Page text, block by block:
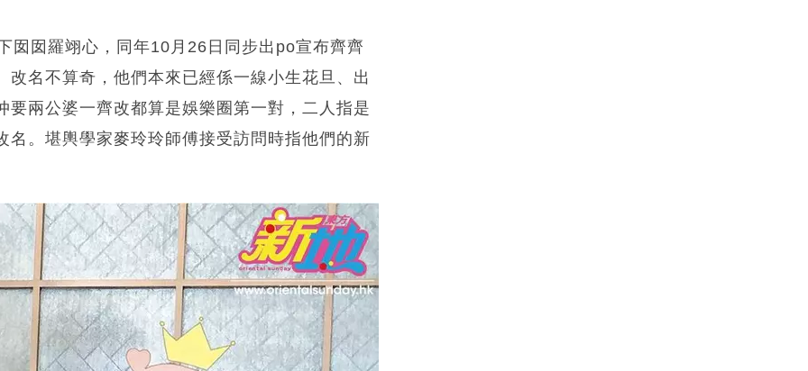
囡囡羅翊心，同年10月26日同步出po宣布齊齊
名不算奇，他們本來已經係一線小生花旦、出
兩公婆一齊改都算是娛樂圈第一對，二人指是
。堪輿學家麥玲玲師傅接受訪問時指他們的新